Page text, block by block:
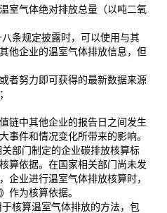
室气体绝对排放总量（以吨二氧
条规定披露时，可以使用与其
他企业的温室气体排放信息，但
者努力即可获得的最新数据来源
链中其他企业的报告日之间发生
事件和情况变化所带来的影响。
部门制定的企业碳排放核算标
算依据。在国家相关部门尚未发
企业进行温室气体排放核算时，
作为核算依据。
核算温室气体排放的方法，包